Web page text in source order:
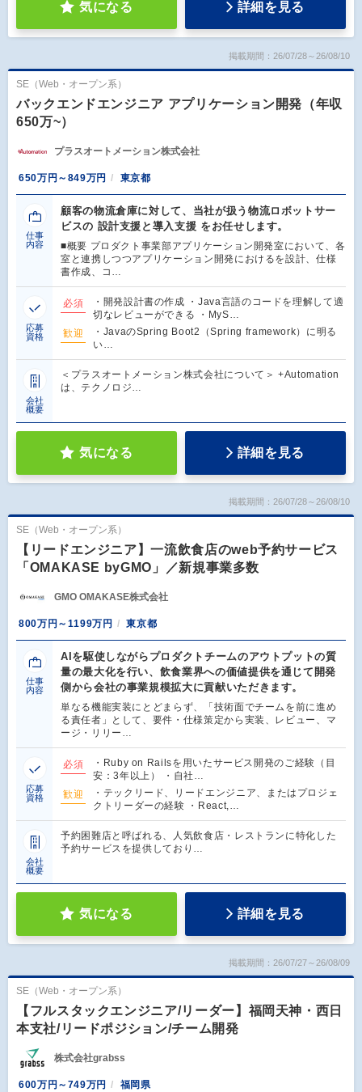
気になる 詳細を見る
掲載期間：26/07/28～26/08/10
SE（Web・オープン系）
バックエンドエンジニア アプリケーション開発（年収
650万~）
プラスオートメーション株式会社
650万円～849万円 東京都
仕事
内容
顧客の物流倉庫に対して、当社が扱う物流ロボットサー
ビスの 設計支援と導入支援 をお任せします。
■概要 プロダクト事業部アプリケーション開発室において、各
室と連携しつつアプリケーション開発におけるを設計、仕様
書作成、コ…
応募
資格
必須
・開発設計書の作成 ・Java言語のコードを理解して適
切なレビューができる ・MyS…
歓迎
・JavaのSpring Boot2（Spring framework）に明る
い…
会社
概要
＜プラスオートメーション株式会社について＞ +Automation
は、テクノロジ…
気になる 詳細を見る
掲載期間：26/07/28～26/08/10
SE（Web・オープン系）
【リードエンジニア】一流飲食店のweb予約サービス
「OMAKASE byGMO」／新規事業多数
GMO OMAKASE株式会社
800万円～1199万円 東京都
仕事
内容
AIを駆使しながらプロダクトチームのアウトプットの質
量の最大化を行い、飲食業界への価値提供を通じて開発
側から会社の事業規模拡大に貢献いただきます。
単なる機能実装にとどまらず、「技術面でチームを前に進め
る責任者」として、要件・仕様策定から実装、レビュー、マ
ージ・リリー…
応募
資格
必須
・Ruby on Railsを用いたサービス開発のご経験（目
安：3年以上） ・自社…
歓迎
・テックリード、リードエンジニア、またはプロジェ
クトリーダーの経験 ・React,…
会社
概要
予約困難店と呼ばれる、人気飲食店・レストランに特化した
予約サービスを提供しており…
気になる 詳細を見る
掲載期間：26/07/27～26/08/09
SE（Web・オープン系）
【フルスタックエンジニア/リーダー】福岡天神・西日
本支社/リードポジション/チーム開発
株式会社grabss
600万円～749万円 福岡県